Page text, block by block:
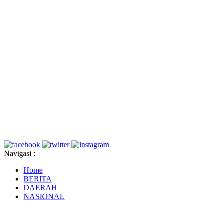
Navigasi :
Home
BERITA
DAERAH
NASIONAL